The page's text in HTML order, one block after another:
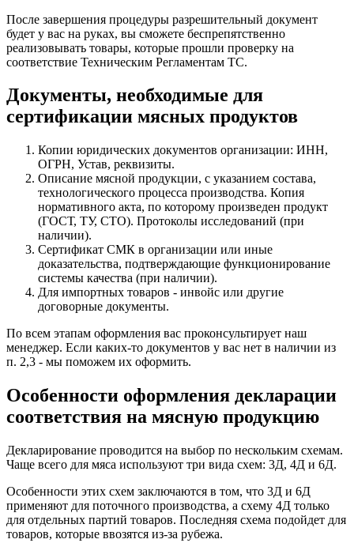
После завершения процедуры разрешительный документ
будет у вас на руках, вы сможете беспрепятственно
реализовывать товары, которые прошли проверку на
соответствие Техническим Регламентам ТС.
Документы, необходимые для
сертификации мясных продуктов
Копии юридических документов организации: ИНН,
ОГРН, Устав, реквизиты.
Описание мясной продукции, с указанием состава,
технологического процесса производства. Копия
нормативного акта, по которому произведен продукт
(ГОСТ, ТУ, СТО). Протоколы исследований (при
наличии).
Сертификат СМК в организации или иные
доказательства, подтверждающие функционирование
системы качества (при наличии).
Для импортных товаров - инвойс или другие
договорные документы.
По всем этапам оформления вас проконсультирует наш
менеджер. Если каких-то документов у вас нет в наличии из
п. 2,3 - мы поможем их оформить.
Особенности оформления декларации
соответствия на мясную продукцию
Декларирование проводится на выбор по нескольким схемам.
Чаще всего для мяса используют три вида схем: 3Д, 4Д и 6Д.
Особенности этих схем заключаются в том, что 3Д и 6Д
применяют для поточного производства, а схему 4Д только
для отдельных партий товаров. Последняя схема подойдет для
товаров, которые ввозятся из-за рубежа.